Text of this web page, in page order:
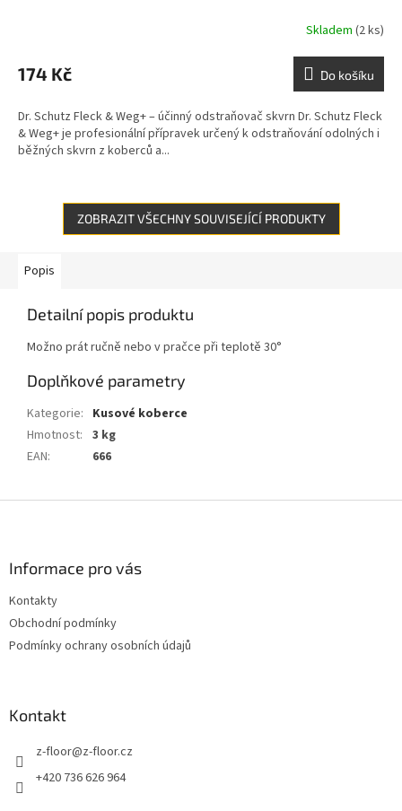
Skladem (2 ks)
174 Kč Do košíku
Dr. Schutz Fleck & Weg+ – účinný odstraňovač skvrn Dr. Schutz Fleck
& Weg+ je profesionální přípravek určený k odstraňování odolných i
běžných skvrn z koberců a...
ZOBRAZIT VŠECHNY SOUVISEJÍCÍ PRODUKTY
Popis
Detailní popis produktu
Možno prát ručně nebo v pračce při teplotě 30°
Doplňkové parametry
Kategorie: Kusové koberce
Hmotnost: 3 kg
EAN: 666
Informace pro vás
Kontakty
Obchodní podmínky
Podmínky ochrany osobních údajů
Kontakt
z-floor@z-floor.cz
+420 736 626 964